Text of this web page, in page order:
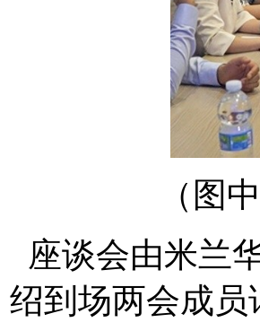
（图
座谈会由米兰
绍到场两会成员